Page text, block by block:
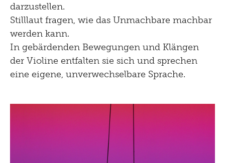
darzustellen.
Stilllaut fragen, wie das Unmachbare machbar
werden kann.
In gebärdenden Bewegungen und Klängen
der Violine entfalten sie sich und sprechen
eine eigene, unverwechselbare Sprache.